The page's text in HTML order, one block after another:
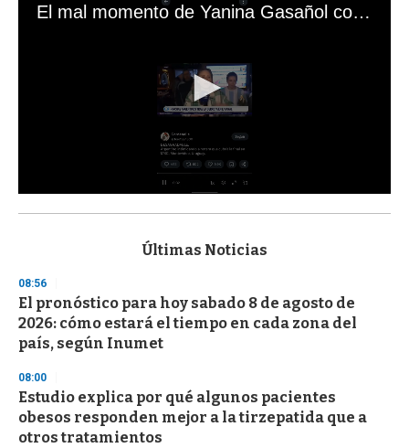
El mal momento de Yanina Gasañol con un hincha argentino en "Subrayado"
s
d
s
o
f
3
s
e
c
o
n
Últimas Noticias
08:56
El pronóstico para hoy sabado 8 de agosto de
2026: cómo estará el tiempo en cada zona del
país, según Inumet
08:00
Estudio explica por qué algunos pacientes
obesos responden mejor a la tirzepatida que a
otros tratamientos